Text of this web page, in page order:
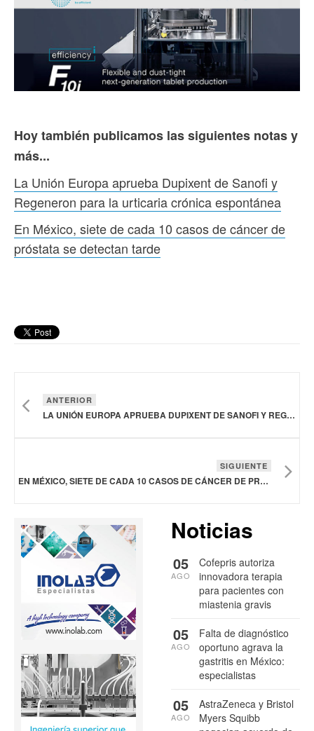
Hoy también publicamos las siguientes notas y
más...
La Unión Europa aprueba Dupixent de Sanofi y
Regeneron para la urticaria crónica espontánea
En México, siete de cada 10 casos de cáncer de
próstata se detectan tarde
ANTERIOR
LA UNIÓN EUROPA APRUEBA DUPIXENT DE SANOFI Y REGENERON PARA LA URTICARIA CRÓNICA ESPONTÁNEA
SIGUIENTE
EN MÉXICO, SIETE DE CADA 10 CASOS DE CÁNCER DE PRÓSTATA SE DETECTAN TARDE
Noticias
Cofepris autoriza
innovadora terapia
para pacientes con
miastenia gravis
05
AGO
Falta de diagnóstico
oportuno agrava la
gastritis en México:
especialistas
05
AGO
AstraZeneca y Bristol
Myers Squibb
05
AGO